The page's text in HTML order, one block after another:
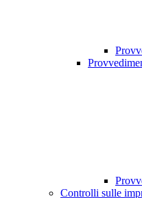
Controlli sulle